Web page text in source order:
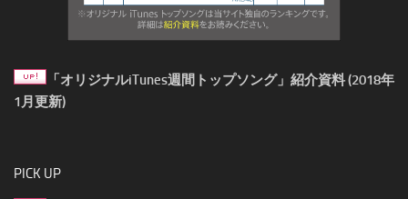
「オリジナルiTunes週間トップソング」紹介資料 (2018年
1月更新)
PICK UP